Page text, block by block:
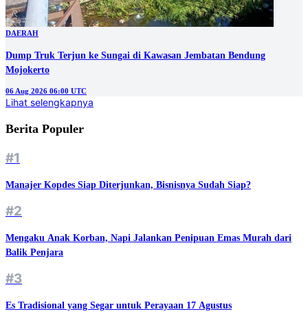
DAERAH
Dump Truk Terjun ke Sungai di Kawasan Jembatan Bendung
Mojokerto
06 Aug 2026 06:00 UTC
Lihat selengkapnya
Berita Populer
#1
Manajer Kopdes Siap Diterjunkan, Bisnisnya Sudah Siap?
#2
Mengaku Anak Korban, Napi Jalankan Penipuan Emas Murah dari
Balik Penjara
#3
Es Tradisional yang Segar untuk Perayaan 17 Agustus